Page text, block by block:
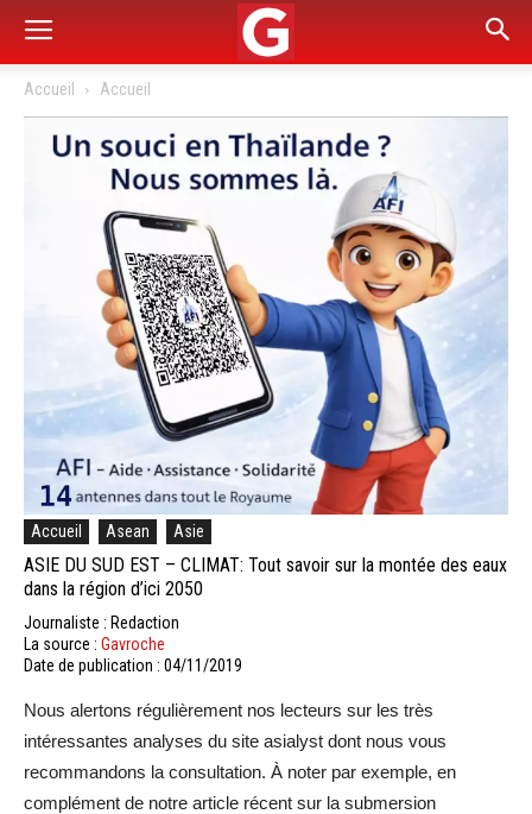
Accueil Accueil
Accueil Asean Asie
ASIE DU SUD EST – CLIMAT: Tout savoir sur la montée des eaux
dans la région d’ici 2050
Journaliste : Redaction
La source : Gavroche
Date de publication : 04/11/2019
Nous alertons régulièrement nos lecteurs sur les très
intéressantes analyses du site asialyst dont nous vous
recommandons la consultation. À noter par exemple, en
complément de notre article récent sur la submersion